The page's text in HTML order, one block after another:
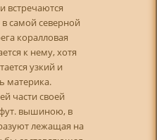
встречаются
самой северной
коралловая
к нему, хотя
узкий и
материка.
части своей
фут. вышиною, в
лежащая на